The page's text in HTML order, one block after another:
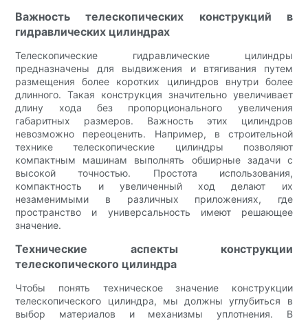
Важность телескопических конструкций в
гидравлических цилиндрах
Телескопические гидравлические цилиндры
предназначены для выдвижения и втягивания путем
размещения более коротких цилиндров внутри более
длинного. Такая конструкция значительно увеличивает
длину хода без пропорционального увеличения
габаритных размеров. Важность этих цилиндров
невозможно переоценить. Например, в строительной
технике телескопические цилиндры позволяют
компактным машинам выполнять обширные задачи с
высокой точностью. Простота использования,
компактность и увеличенный ход делают их
незаменимыми в различных приложениях, где
пространство и универсальность имеют решающее
значение.
Технические аспекты конструкции
телескопического цилиндра
Чтобы понять техническое значение конструкции
телескопического цилиндра, мы должны углубиться в
выбор материалов и механизмы уплотнения. В